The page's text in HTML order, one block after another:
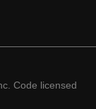
Code licensed